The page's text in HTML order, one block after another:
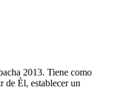
2013. Tiene como
de Èl, establecer un